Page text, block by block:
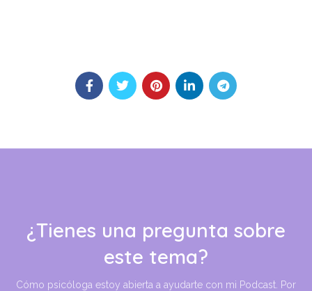
¿Tienes una pregunta sobre
este tema?
Cómo psicóloga estoy abierta a ayudarte con mi Podcast. Por